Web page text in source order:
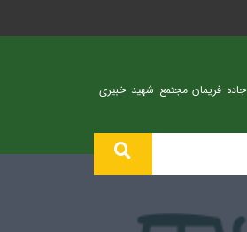
مشهد کیلومتر 12 جاده فریمان مجتمع شهید خبیری